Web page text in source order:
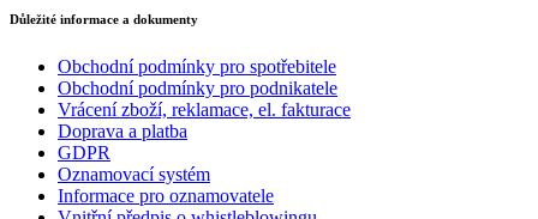
Důležité informace a dokumenty
Obchodní podmínky pro spotřebitele
Obchodní podmínky pro podnikatele
Vrácení zboží, reklamace, el. fakturace
Doprava a platba
GDPR
Oznamovací systém
Informace pro oznamovatele